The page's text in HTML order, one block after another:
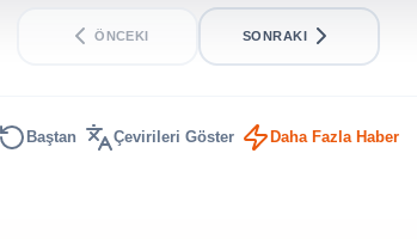
ÖNCEKI SONRAKI
Baştan Çevirileri Göster Daha Fazla Haber